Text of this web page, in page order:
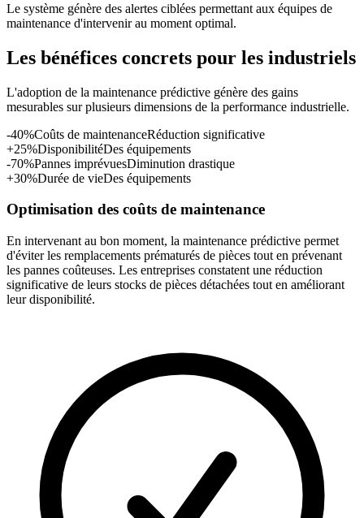
Le système génère des alertes ciblées permettant aux équipes de
maintenance d'intervenir au moment optimal.
Les bénéfices concrets pour les industriels
L'adoption de la maintenance prédictive génère des gains
mesurables sur plusieurs dimensions de la performance industrielle.
-40%Coûts de maintenanceRéduction significative
+25%DisponibilitéDes équipements
-70%Pannes imprévuesDiminution drastique
+30%Durée de vieDes équipements
Optimisation des coûts de maintenance
En intervenant au bon moment, la maintenance prédictive permet
d'éviter les remplacements prématurés de pièces tout en prévenant
les pannes coûteuses. Les entreprises constatent une réduction
significative de leurs stocks de pièces détachées tout en améliorant
leur disponibilité.